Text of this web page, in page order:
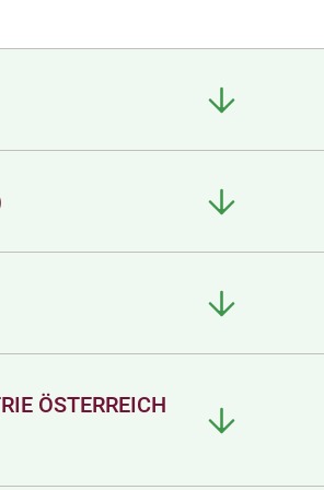
ÖSTERREICH